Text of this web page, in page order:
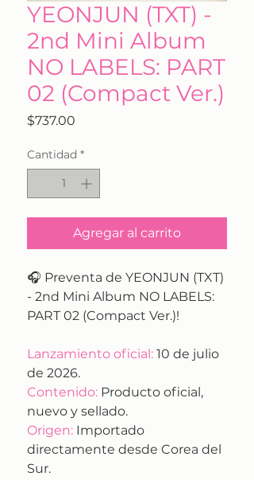
YEONJUN (TXT) -
2nd Mini Album
NO LABELS: PART
02 (Compact Ver.)
$737.00
Cantidad *
Agregar al carrito
🎧 Preventa de YEONJUN (TXT)
- 2nd Mini Album NO LABELS:
PART 02 (Compact Ver.)!
Lanzamiento oficial: 10 de julio
de 2026.
Contenido: Producto oficial,
nuevo y sellado.
Origen: Importado
directamente desde Corea del
Sur.